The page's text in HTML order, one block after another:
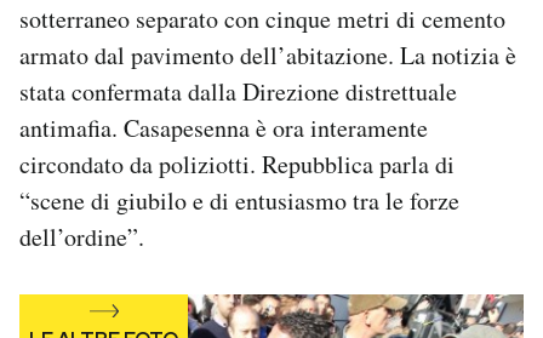
sotterraneo separato con cinque metri di cemento
armato dal pavimento dell’abitazione. La notizia è
stata confermata dalla Direzione distrettuale
antimafia. Casapesenna è ora interamente
circondato da poliziotti. Repubblica parla di
“scene di giubilo e di entusiasmo tra le forze
dell’ordine”.